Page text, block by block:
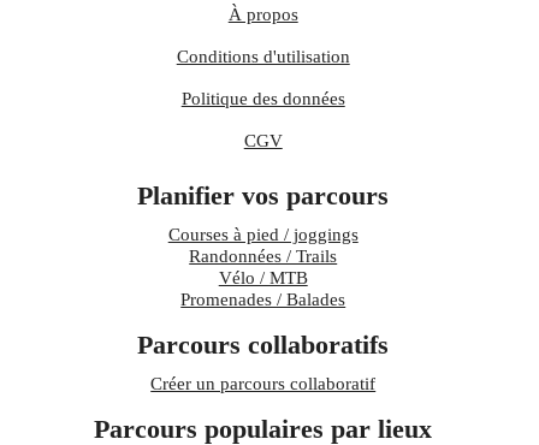
À propos
Conditions d'utilisation
Politique des données
CGV
Planifier vos parcours
Courses à pied / joggings
Randonnées / Trails
Vélo / MTB
Promenades / Balades
Parcours collaboratifs
Créer un parcours collaboratif
Parcours populaires par lieux